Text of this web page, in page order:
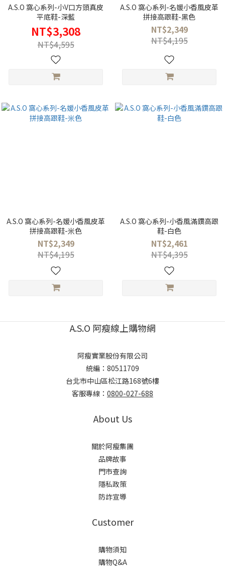
A.S.O 窩心系列-小V口方頭真皮
平底鞋-深藍
NT$3,308
NT$4,595
A.S.O 窩心系列-名媛小香風皮革
拼接高跟鞋-黑色
NT$2,349
NT$4,195
A.S.O 窩心系列-名媛小香風皮革
拼接高跟鞋-米色
NT$2,349
NT$4,195
A.S.O 窩心系列-小香風滿鑽高跟
鞋-白色
NT$2,461
NT$4,395
A.S.O 阿瘦線上購物網
阿瘦實業股份有限公司
統編：80511709
台北市中山區松江路168號6樓
客服專線： 0800-027-688
About Us
關於阿瘦集團
品牌故事
門市查詢
隱私政策
防詐宣導
Customer
購物須知
購物Q&A